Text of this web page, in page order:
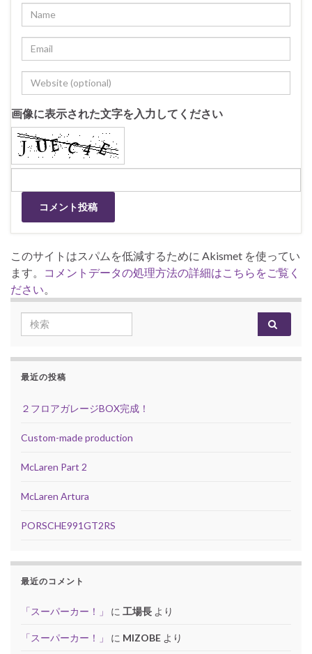
画像に表示された文字を入力してください
このサイトはスパムを低減するために Akismet を使ってい
ます。
コメントデータの処理方法の詳細はこちらをご覧く
ださい
Search for:
最近の投稿
２フロアガレージBOX完成！
Custom-made production
McLaren Part 2
McLaren Artura
PORSCHE991GT2RS
最近のコメント
「スーパーカー！」 に 工場長 より
「スーパーカー！」 に MIZOBE より